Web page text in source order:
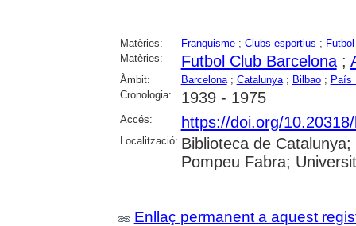
Matèries: Franquisme; Clubs esportius ; Futbol
Matèries:
Futbol Club Barcelona;
Àmbit: Barcelona; Catalunya; Bilbao; País
Cronologia:
1939 - 1975
Accés: https://doi.org/
Localització: Biblioteca de
Pompeu Fabra;
Enllaç permanent a aquest